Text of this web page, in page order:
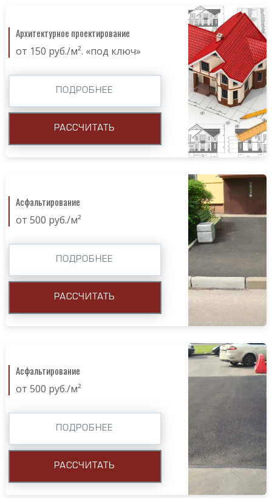
Архитектурное проектирование
от 150 руб./м². «под ключ»
ПОДРОБНЕЕ
РАССЧИТАТЬ
Асфальтирование
от 500 руб./м²
ПОДРОБНЕЕ
РАССЧИТАТЬ
Асфальтирование
от 500 руб./м²
ПОДРОБНЕЕ
РАССЧИТАТЬ